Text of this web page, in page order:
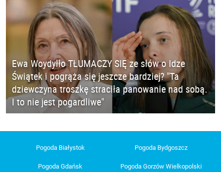
Ewa Woydyłło TŁUMACZY SIĘ ze słów o Idze
Świątek i pogrąża się jeszcze bardziej? "Ta
dziewczyna troszkę straciła panowanie nad sobą.
I to nie jest pogardliwe"
Pogoda Białystok Pogoda Bydgoszcz
Pogoda Gdańsk
Pogoda Gorzów Wielkopolski